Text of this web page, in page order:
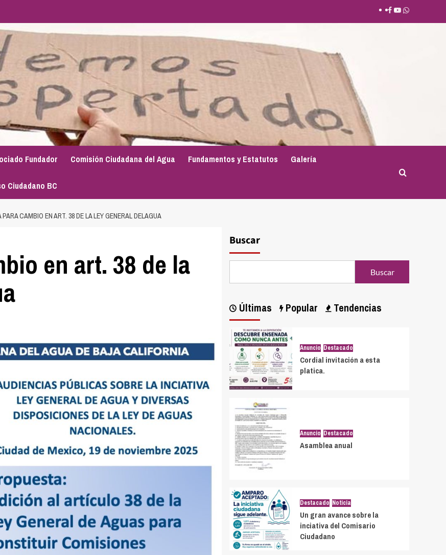
Facebook
Youtube
Whatsapp
Fundador Comisión Ciudadana del Agua Fundamentos y Estatutos Galería
Ciudadano BC
CAMBIO EN ART. 38 DE LA LEY GENERAL DELAGUA
en art. 38 de la
Buscar
Buscar
Últimas Popular Tendencias
Anuncio Destacado
Cordial invitación a esta
platica.
Anuncio Destacado
Asamblea anual
Destacado Noticia
Un gran avance sobre la
inciativa del Comisario
Ciudadano